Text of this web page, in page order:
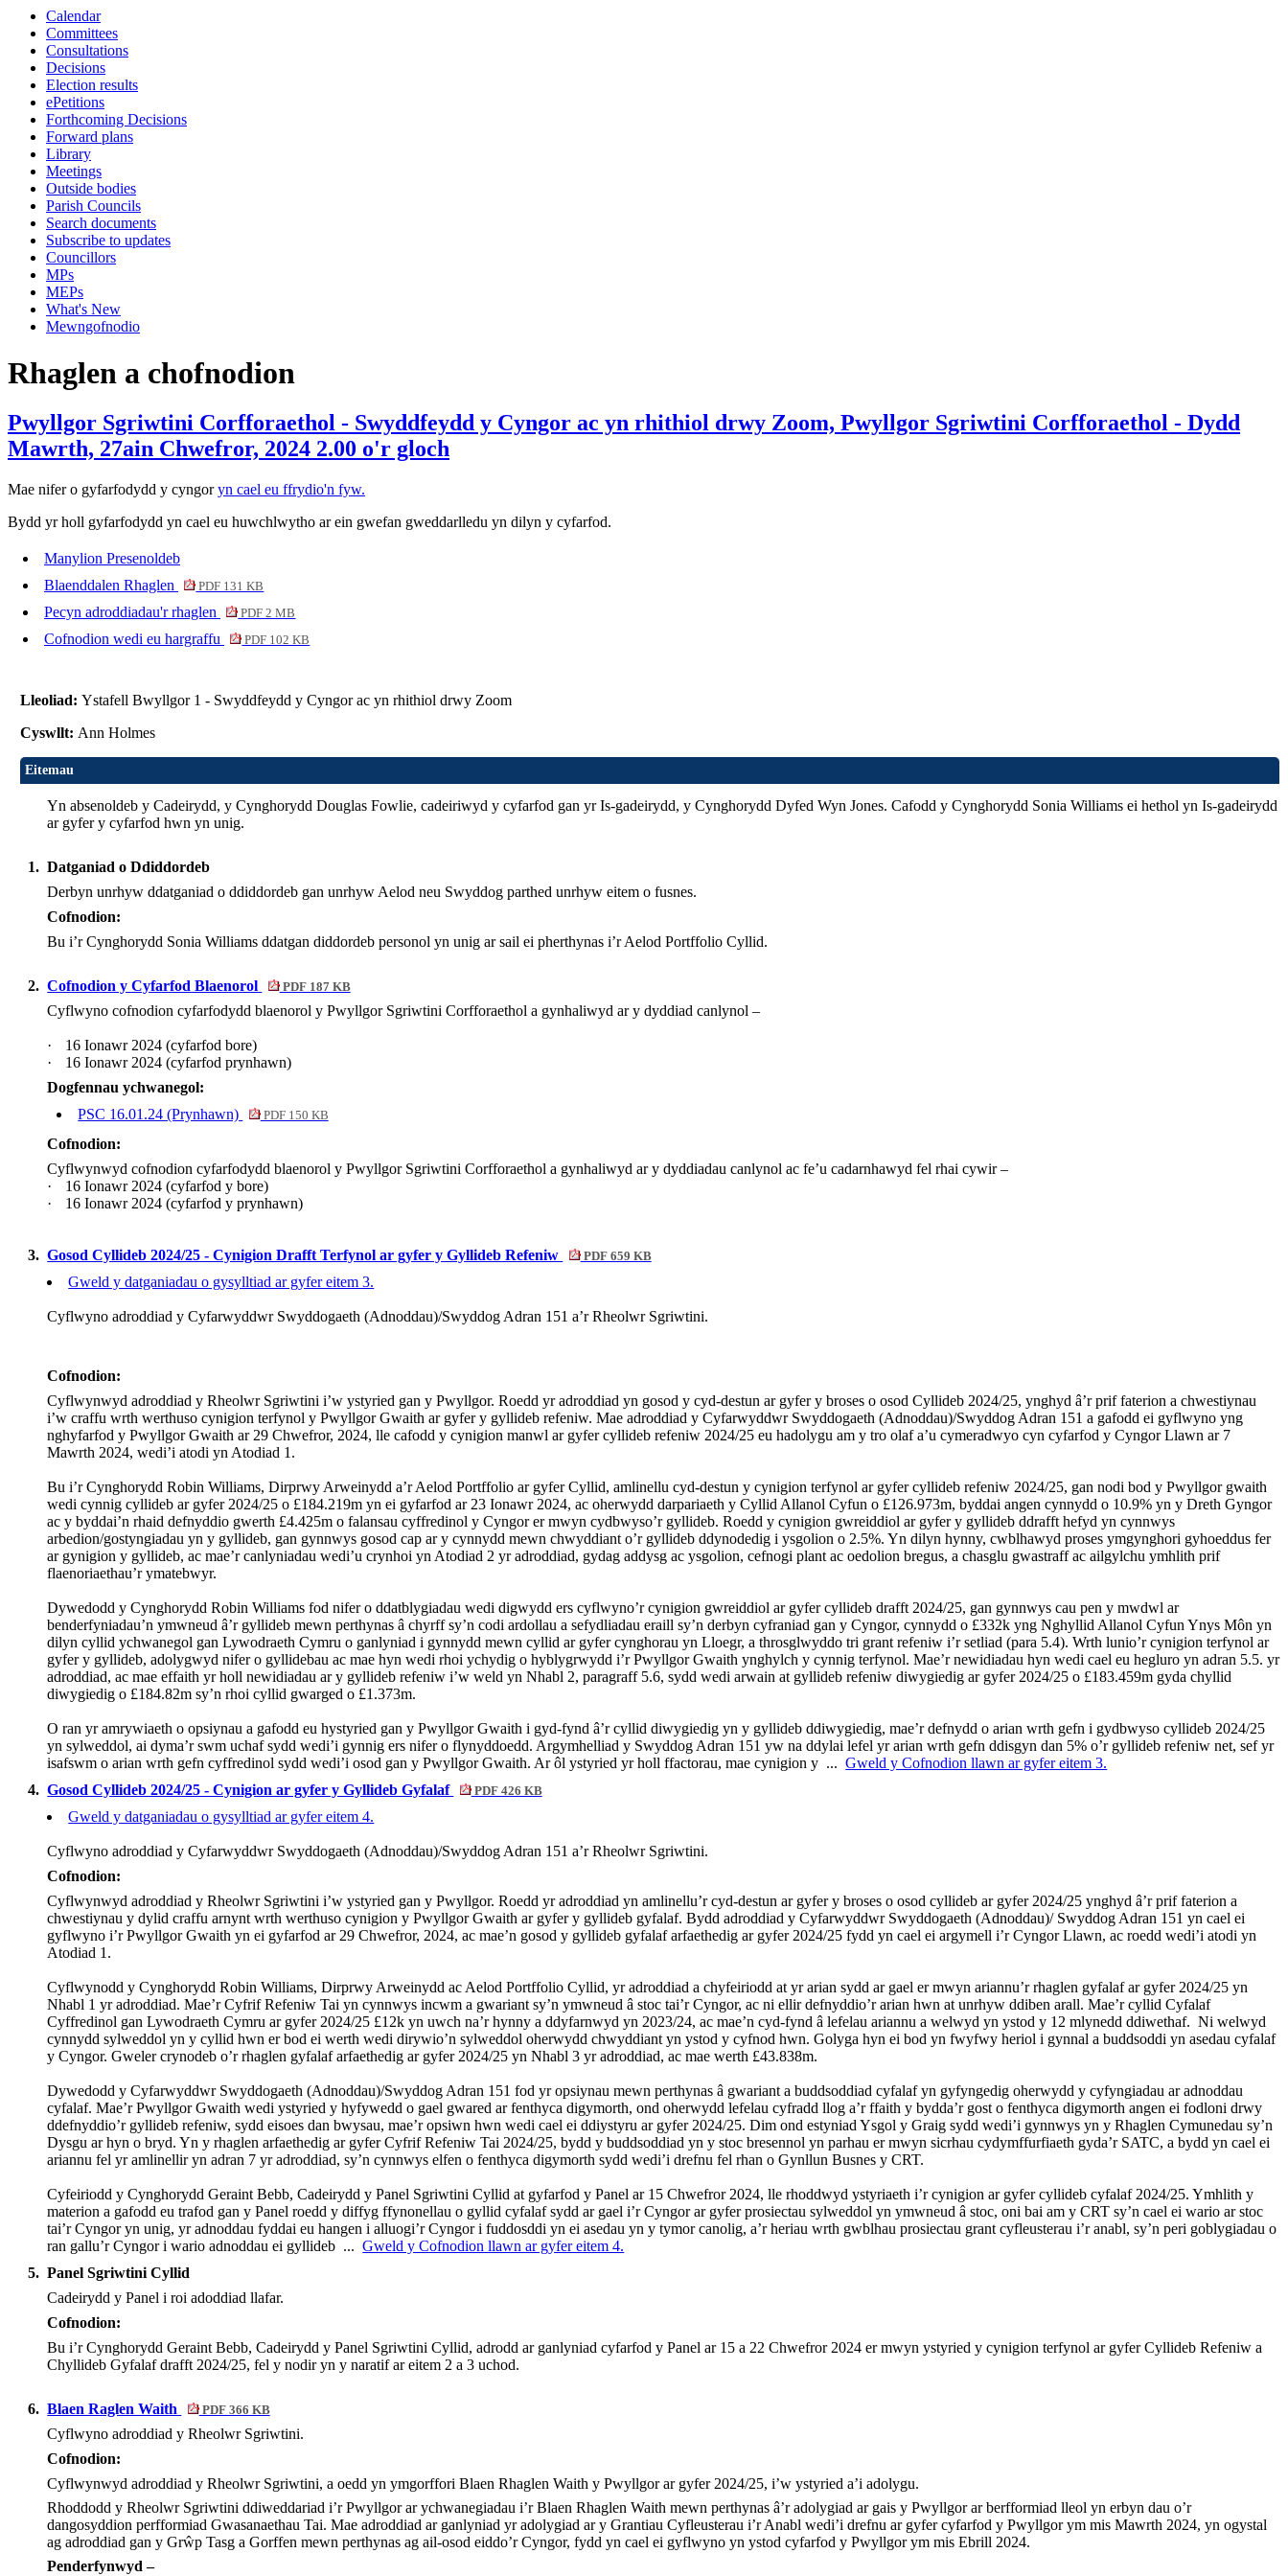
Calendar
Committees
Consultations
Decisions
Election results
ePetitions
Forthcoming Decisions
Forward plans
Library
Meetings
Outside bodies
Parish Councils
Search documents
Subscribe to updates
Councillors
MPs
MEPs
What's New
Mewngofnodio
Rhaglen a chofnodion
Pwyllgor Sgriwtini Corfforaethol - Swyddfeydd y Cyngor ac yn rhithiol drwy Zoom, Pwyllgor Sgriwtini Corfforaethol - Dydd
Mawrth, 27ain Chwefror, 2024 2.00 o'r gloch
Mae nifer o gyfarfodydd y cyngoryn cael eu ffrydio'n fyw.
Bydd yr holl gyfarfodydd yn cael eu huwchlwytho ar ein gwefan gweddarlledu yn dilyn y cyfarfod.
Manylion Presenoldeb
Blaenddalen Rhaglen
PDF 131 KB
Pecyn adroddiadau'r rhaglen PDF 2 MB
Cofnodion wedi eu hargraffu PDF 102 KB
Lleoliad:Ystafell Bwyllgor 1 - Swyddfeydd y Cyngor ac yn rhithiol drwy Zoom
Cyswllt: Ann Holmes
Eitemau
Yn absenoldeb y Cadeirydd, y Cynghorydd Douglas Fowlie, cadeiriwyd y cyfarfod gan yr Is-gadeirydd, y Cynghorydd Dyfed Wyn Jones. Cafodd y Cynghorydd Sonia Williams ei hethol yn Is-gadeirydd
ar gyfer y cyfarfod hwn yn unig.
1. Datganiad o Ddiddordeb
Derbyn unrhyw ddatganiad oddiddordeb gan unrhyw Aelod neu Swyddog parthed unrhyw eitem ofusnes.
Cofnodion:
Bu i’r Cynghorydd Sonia Williams ddatgan diddordeb personol yn unig ar sail ei pherthynas i’r Aelod Portffolio Cyllid.
2. Cofnodion y Cyfarfod Blaenorol PDF 187 KB
Cyflwyno cofnodion cyfarfodydd blaenorol y Pwyllgor Sgriwtini Corfforaethol a gynhaliwyd arydyddiad canlynol –
· 16Ionawr2024 (cyfarfod bore)
·
16Ionawr2024 (cyfarfod prynhawn)
Dogfennau ychwanegol:
PSC 16.01.24 (Prynhawn)
PDF 150 KB
Cofnodion:
Cyflwynwyd cofnodion cyfarfodydd blaenorol y Pwyllgor Sgriwtini Corfforaethol a gynhaliwyd ar y dyddiadau canlynol ac fe’u cadarnhawyd fel rhai cywir –
·
16 Ionawr 2024 (cyfarfod y bore)
·
16 Ionawr 2024 (cyfarfod y prynhawn)
3. Gosod Cyllideb 2024/25 - Cynigion Drafft Terfynol ar gyfer y Gyllideb Refeniw PDF 659 KB
Gweld y datganiadau o gysylltiad ar gyfer eitem 3.
Cyflwyno adroddiad y Cyfarwyddwr Swyddogaeth (Adnoddau)/Swyddog Adran 151 a’r Rheolwr Sgriwtini.
Cofnodion:
Cyflwynwyd adroddiad y Rheolwr Sgriwtini i’w ystyried gan y Pwyllgor. Roedd yr adroddiad yn gosod y cyd-destun ar gyfer y broses o osod Cyllideb 2024/25, ynghyd â’r prif faterion a chwestiynau
i’w craffu wrth werthuso cynigion terfynol y Pwyllgor Gwaith ar gyfer y gyllideb refeniw. Mae adroddiad y Cyfarwyddwr Swyddogaeth (Adnoddau)/Swyddog Adran 151 a gafodd ei gyflwyno yng
nghyfarfod y Pwyllgor Gwaith ar 29 Chwefror, 2024, lle cafodd y cynigion manwl ar gyfer cyllideb refeniw 2024/25 eu hadolygu am y tro olaf a’u cymeradwyo cyn cyfarfod y Cyngor Llawn ar 7
Mawrth 2024, wedi’i atodi yn Atodiad 1.
Bu i’r Cynghorydd Robin Williams, Dirprwy Arweinydd a’r Aelod Portffolio ar gyfer Cyllid, amlinellu cyd-destun y cynigion terfynol ar gyfer cyllideb refeniw 2024/25, gan nodi bod y Pwyllgor gwaith
wedi cynnig cyllideb ar gyfer 2024/25 o £184.219m yn ei gyfarfod ar 23 Ionawr 2024, ac oherwydd darpariaeth y Cyllid Allanol Cyfun o £126.973m, byddai angen cynnydd o 10.9% yn y Dreth Gyngor
ac y byddai’n rhaid defnyddio gwerth £4.425m ofalansau cyffredinol y Cyngor er mwyn cydbwyso’r gyllideb. Roedd y cynigion gwreiddiol ar gyfer y gyllideb ddrafft hefyd yn cynnwys
arbedion/gostyngiadau yn y gyllideb, gan gynnwys gosod cap ar y cynnydd mewn chwyddiant o’r gyllideb ddynodedig i ysgolion o 2.5%. Yn dilyn hynny, cwblhawyd proses ymgynghori gyhoeddus fer
ar gynigion y gyllideb, ac mae’r canlyniadau wedi’u crynhoi yn Atodiad 2 yr adroddiad, gydag addysg ac ysgolion, cefnogi plant ac oedolion bregus, a chasglu gwastraff ac ailgylchu ymhlith prif
flaenoriaethau’r ymatebwyr.
Dywedodd y Cynghorydd Robin Williams fod nifer o ddatblygiadau wedi digwydd ers cyflwyno’r cynigion gwreiddiol ar gyfer cyllideb drafft 2024/25, gan gynnwys cau pen y mwdwl ar
benderfyniadau’n ymwneud â’r gyllideb mewn perthynas â chyrff sy’n codi ardollau a sefydliadau eraill sy’n derbyn cyfraniad gan y Cyngor, cynnydd o £332k yng Nghyllid Allanol Cyfun Ynys Môn yn
dilyn cyllid ychwanegol gan Lywodraeth Cymru o ganlyniad i gynnydd mewn cyllid ar gyfer cynghorau yn Lloegr, a throsglwyddo tri grant refeniw i’r setliad (para 5.4). Wrth lunio’r cynigion terfynol ar
gyfer y gyllideb, adolygwyd nifer o gyllidebau ac mae hyn wedi rhoi ychydig o hyblygrwydd i’r Pwyllgor Gwaith ynghylch y cynnig terfynol. Mae’r newidiadau hyn wedi cael eu hegluro yn adran 5.5. yr
adroddiad, ac mae effaith yr holl newidiadau ar y gyllideb refeniw i’w weld yn Nhabl 2, paragraff 5.6, sydd wedi arwain at gyllideb refeniw diwygiedig ar gyfer 2024/25 o £183.459m gyda chyllid
diwygiedig o £184.82m sy’n rhoi cyllid gwarged o £1.373m.
O ran yr amrywiaeth o opsiynau a gafodd eu hystyried gan y Pwyllgor Gwaith i gyd-fynd â’r cyllid diwygiedig yn y gyllideb ddiwygiedig, mae’r defnydd o arian wrth gefn i gydbwyso cyllideb 2024/25
yn sylweddol, ai dyma’r swm uchaf sydd wedi’i gynnig ers nifer o flynyddoedd. Argymhelliad y Swyddog Adran 151 yw na ddylai lefel yr arian wrth gefn ddisgyn dan 5% o’r gyllideb refeniw net, sef yr
isafswm o arian wrth gefn cyffredinol sydd wedi’i osod gan y Pwyllgor Gwaith. Ar ôl ystyried yr holl ffactorau, mae cynigion y ...Gweld y Cofnodion llawn ar gyfer eitem 3.
4. Gosod Cyllideb 2024/25 - Cynigion ar gyfer y Gyllideb Gyfalaf PDF 426 KB
Gweld y datganiadau o gysylltiad ar gyfer eitem 4.
Cyflwyno adroddiad yCyfarwyddwr Swyddogaeth (Adnoddau)/Swyddog Adran 151a’r Rheolwr Sgriwtini.
Cofnodion:
Cyflwynwyd adroddiad y Rheolwr Sgriwtini i’w ystyried gan y Pwyllgor. Roedd yr adroddiad yn amlinellu’r cyd-destun ar gyfer y broses o osod cyllideb ar gyfer 2024/25 ynghyd â’r prif faterion a
chwestiynau y dylid craffu arnynt wrth werthuso cynigion y Pwyllgor Gwaith ar gyfer y gyllideb gyfalaf. Bydd adroddiad y Cyfarwyddwr Swyddogaeth (Adnoddau)/ Swyddog Adran 151 yn cael ei
gyflwyno i’r Pwyllgor Gwaith yn ei gyfarfod ar 29 Chwefror, 2024, ac mae’n gosod y gyllideb gyfalaf arfaethedig ar gyfer 2024/25 fydd yn cael ei argymell i’r Cyngor Llawn, ac roedd wedi’i atodi yn
Atodiad 1.
Cyflwynodd y Cynghorydd Robin Williams, Dirprwy Arweinydd ac Aelod Portffolio Cyllid, yr adroddiad a chyfeiriodd at yr arian sydd ar gael er mwyn ariannu’r rhaglen gyfalaf ar gyfer 2024/25 yn
Nhabl 1 yr adroddiad. Mae’r Cyfrif Refeniw Tai yn cynnwys incwm a gwariant sy’n ymwneud â stoc tai’r Cyngor, ac ni ellir defnyddio’r arian hwn at unrhyw ddiben arall. Mae’r cyllid Cyfalaf
Cyffredinol gan Lywodraeth Cymru ar gyfer 2024/25 £12k yn uwch na’r hynny a ddyfarnwyd yn 2023/24, ac mae’n cyd-fynd â lefelau ariannu a welwyd yn ystod y 12 mlynedd ddiwethaf. Ni welwyd
cynnydd sylweddol yn y cyllid hwn er bod ei werth wedi dirywio’n sylweddol oherwydd chwyddiant yn ystod y cyfnod hwn. Golyga hyn ei bod yn fwyfwy heriol i gynnal a buddsoddi yn asedau cyfalaf
y Cyngor. Gweler crynodeb o’r rhaglen gyfalaf arfaethedig ar gyfer 2024/25 yn Nhabl 3 yr adroddiad, ac mae werth £43.838m.
Dywedodd y Cyfarwyddwr Swyddogaeth (Adnoddau)/Swyddog Adran 151 fod yr opsiynau mewn perthynas â gwariant a buddsoddiad cyfalaf yn gyfyngedig oherwydd y cyfyngiadau ar adnoddau
cyfalaf. Mae’r Pwyllgor Gwaith wedi ystyried y hyfywedd o gael gwared ar fenthyca digymorth, ond oherwydd lefelau cyfradd llog a’r ffaith y bydda’r gost o fenthyca digymorth angen ei fodloni drwy
ddefnyddio’r gyllideb refeniw, sydd eisoes dan bwysau, mae’r opsiwn hwn wedi cael ei ddiystyru ar gyfer 2024/25. Dim ond estyniad Ysgol y Graig sydd wedi’i gynnwys yn y Rhaglen Cymunedau sy’n
Dysgu ar hyn o bryd. Yn y rhaglen arfaethedig ar gyfer Cyfrif Refeniw Tai 2024/25, bydd y buddsoddiad yn y stoc bresennol yn parhau er mwyn sicrhau cydymffurfiaeth gyda’r SATC, a bydd yn cael ei
ariannu fel yr amlinellir yn adran 7 yr adroddiad, sy’n cynnwys elfen o fenthyca digymorth sydd wedi’i drefnu fel rhan o Gynllun Busnes y CRT.
Cyfeiriodd y Cynghorydd Geraint Bebb, Cadeirydd y Panel Sgriwtini Cyllid at gyfarfod y Panel ar 15 Chwefror 2024, lle rhoddwyd ystyriaeth i’r cynigion ar gyfer cyllideb cyfalaf 2024/25. Ymhlith y
materion a gafodd eu trafod gan y Panel roedd y diffyg ffynonellau o gyllid cyfalaf sydd ar gael i’r Cyngor ar gyfer prosiectau sylweddol yn ymwneud â stoc, oni bai am y CRT sy’n cael ei wario ar stoc
tai’r Cyngor yn unig, yr adnoddau fyddai eu hangen i alluogi’r Cyngor ifuddosddi yn ei asedau yn y tymor canolig, a’r heriau wrth gwblhau prosiectau grant cyfleusterau i’r anabl, sy’n peri goblygiadau o
ran gallu’r Cyngor i wario adnoddau ei gyllideb ...Gweld y Cofnodion llawn ar gyfer eitem 4.
5. Panel Sgriwtini Cyllid
Cadeirydd y Panel iroi adoddiad llafar.
Cofnodion:
Bu i’r Cynghorydd Geraint Bebb, Cadeirydd y Panel Sgriwtini Cyllid, adrodd ar ganlyniad cyfarfod y Panel ar 15 a 22 Chwefror 2024 er mwyn ystyried y cynigion terfynol ar gyfer Cyllideb Refeniw a
Chyllideb Gyfalaf drafft 2024/25, fel y nodir yn y naratif ar eitem 2 a 3 uchod.
6. Blaen Raglen Waith PDF 366 KB
Cyflwyno adroddiad yRheolwr Sgriwtini.
Cofnodion:
Cyflwynwyd adroddiad y Rheolwr Sgriwtini, a oedd yn ymgorffori Blaen Rhaglen Waith y Pwyllgor ar gyfer 2024/25, i’w ystyried a’i adolygu.
Rhoddodd y Rheolwr Sgriwtini ddiweddariad i’r Pwyllgor ar ychwanegiadau i’r Blaen Rhaglen Waith mewn perthynas â’r adolygiad ar gais y Pwyllgor ar berfformiad lleol yn erbyn dau o’r
dangosyddion perfformiad Gwasanaethau Tai. Mae adroddiad ar ganlyniad yr adolygiad ar y Grantiau Cyfleusterau i’r Anabl wedi’i drefnu ar gyfer cyfarfod y Pwyllgor ym mis Mawrth 2024, yn ogystal
ag adroddiad gan y Grŵp Tasg a Gorffen mewn perthynas ag ail-osod eiddo’r Cyngor, fydd yn cael ei gyflwyno yn ystod cyfarfod y Pwyllgor ym mis Ebrill 2024.
Penderfynwyd –